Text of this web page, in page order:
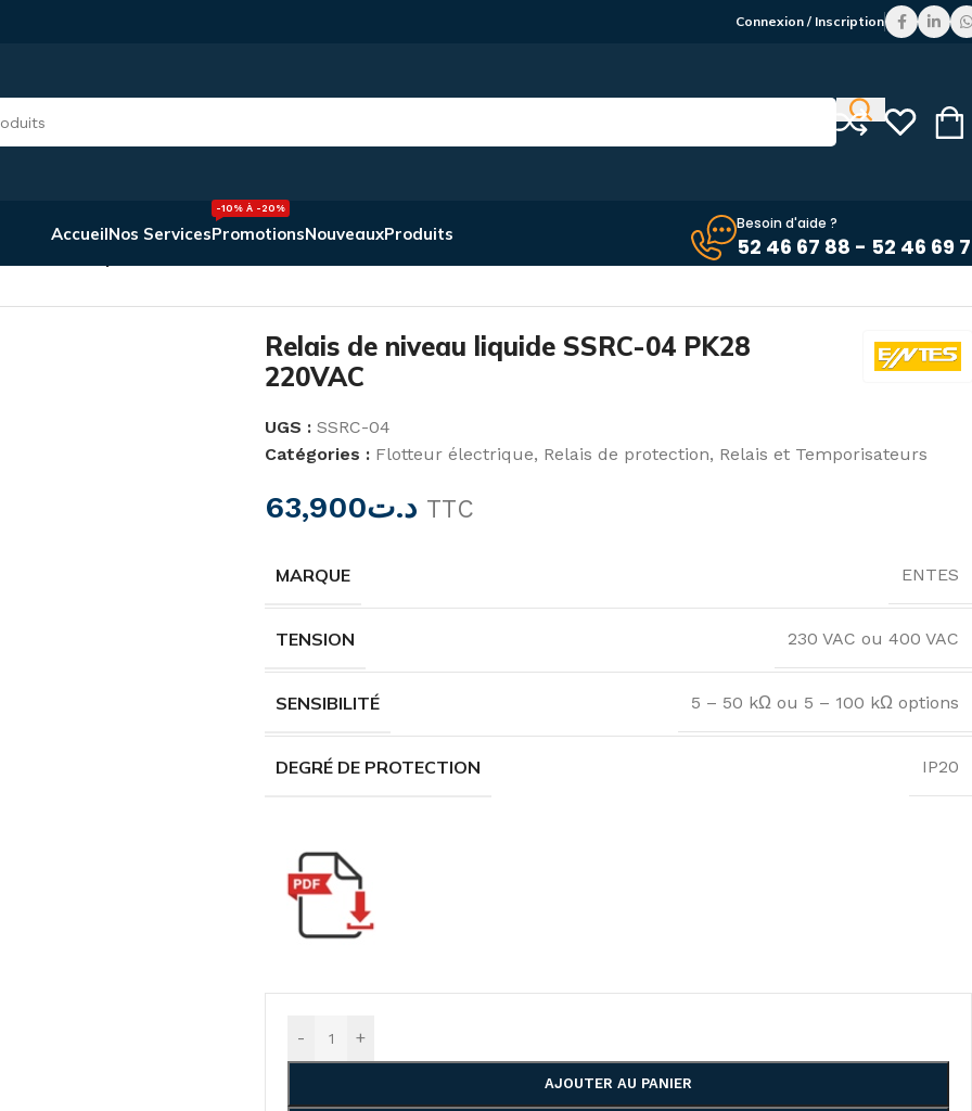
Connexion / Inscription
AccueilNos ServicesPromotions
-10% À -20%
NouveauxProduits Besoin d'aide ?
52 46 67 88 - 52 46 69
Relais de niveau liquide SSRC-04 PK28
220VAC
UGS : SSRC-04
Catégories : Flotteur électrique, Relais de protection, Relais et Temporisateurs
د.ت63,900 TTC
MARQUE ENTES
TENSION 230 VAC ou 400 VAC
SENSIBILITÉ 5 – 50 kΩ ou 5 – 100 kΩ options
DEGRÉ DE PROTECTION IP20
- +
AJOUTER AU PANIER